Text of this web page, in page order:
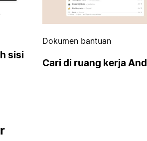
sisi
Dokumen bantuan
Cari di ruang kerja